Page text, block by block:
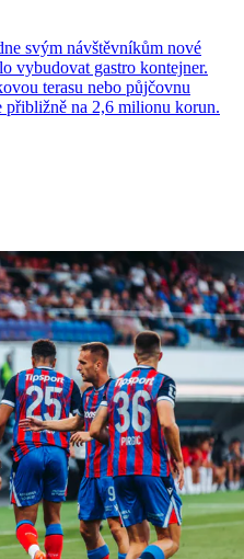
svým návštěvníkům nové
vybudovat gastro kontejner.
terasu nebo půjčovnu
přibližně na 2,6 milionu korun.